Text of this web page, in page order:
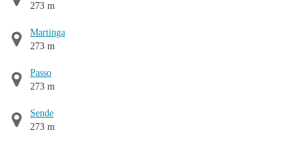
273 m
Martinga
273 m
Passo
273 m
Sende
273 m